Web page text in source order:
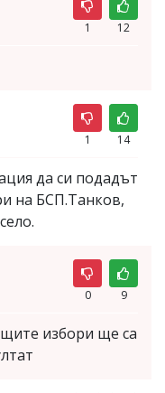
1 12
1 14
да си подадът
на БСП.Танков,
0 9
избори ще са